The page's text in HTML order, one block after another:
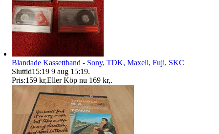
Blandade Kassettband - Sony, TDK, Maxell, Fuji, SKC
Sluttid15:19 9 aug 15:19.
Pris:159 kr,Eller Köp nu 169 kr,.